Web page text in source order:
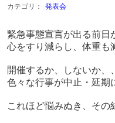
カテゴリ：
発表会
緊急事態宣言が出る前日
心をすり減らし、体重も
開催するか、しないか、
色々な行事が中止・延期
これほど悩みぬき、その